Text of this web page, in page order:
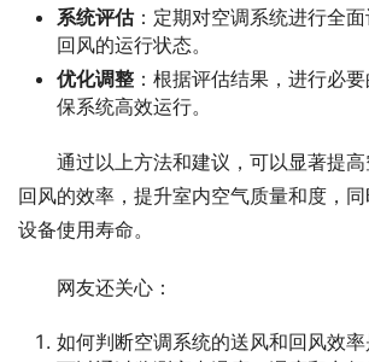
系统评估：定期对空调系统进行全
回风的运行状态。
优化调整 ：根据评估结果，进行必
保系统高效运行。
通过以上方法和建议，可以显著提
回风的效率，提升室内空气质量和度，
设备使用寿命。
网友还关心：
如何判断空调系统的送风和回风效率